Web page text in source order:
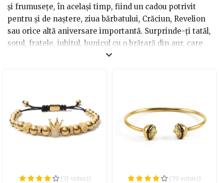
și frumusețe, în același timp, fiind un cadou potrivit
pentru și de naștere, ziua bărbatului, Crăciun, Revelion
sau orice altă aniversare importantă. Surprinde-ți tatăl,
soțul, fratele, iubitul, bunicul cu o brățară din aur, care
poate să fie personalizată din punct de vedere a stilului
respecți persoana dragă, în acest caz sărbătoritul.
(31 voturi) (79 voturi)